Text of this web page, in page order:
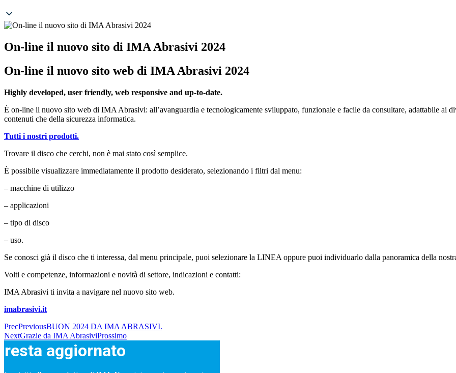
On-line il nuovo sito di IMA Abrasivi 2024
On-line il nuovo sito web di IMA Abrasivi 2024
Highly developed, user friendly, web responsive and up-to-date.
È on-line il nuovo sito web di IMA Abrasivi: all’avanguardia e tecnologicamente sviluppato, funzionale e facile da consultare, adattabile ai
contenuti che della sicurezza informatica.
Tutti i nostri prodotti.
Trovare il disco che cerchi, non è mai stato così semplice.
È possibile visualizzare immediatamente il prodotto desiderato, selezionando i filtri dal menu:
– macchine di utilizzo
– applicazioni
– tipo di disco
– uso.
Se conosci già il disco che ti interessa, dal menu principale, puoi selezionare la LINEA oppure puoi individuarlo dalla panoramica della
Volti e competenze, informazioni e novità di settore, indicazioni e contatti:
IMA Abrasivi ti invita a navigare nel nuovo sito web.
imabrasivi.it
PrecPreviousBUON 2024 DA IMA ABRASIVI.
NextGrazie da IMA AbrasiviProssimo